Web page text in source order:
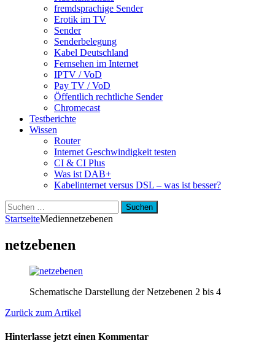
fremdsprachige Sender
Erotik im TV
Sender
Senderbelegung
Kabel Deutschland
Fernsehen im Internet
IPTV / VoD
Pay TV / VoD
Öffentlich rechtliche Sender
Chromecast
Testberichte
Wissen
Router
Internet Geschwindigkeit testen
CI & CI Plus
Was ist DAB+
Kabelinternet versus DSL – was ist besser?
Suchen
nach:
StartseiteMediennetzebenen
netzebenen
Schematische Darstellung der Netzebenen 2 bis 4
Zurück zum Artikel
Hinterlasse jetzt einen Kommentar